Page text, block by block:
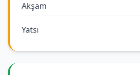
Akşam
Yatsı